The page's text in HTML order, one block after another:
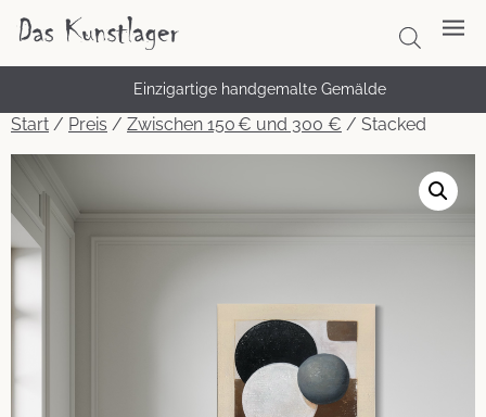
Einzigartige handgemalte Gemälde
Kostenloser Versand – schnell & sicher
Start / Preis / Zwischen 150 € und 300 € / Stacked